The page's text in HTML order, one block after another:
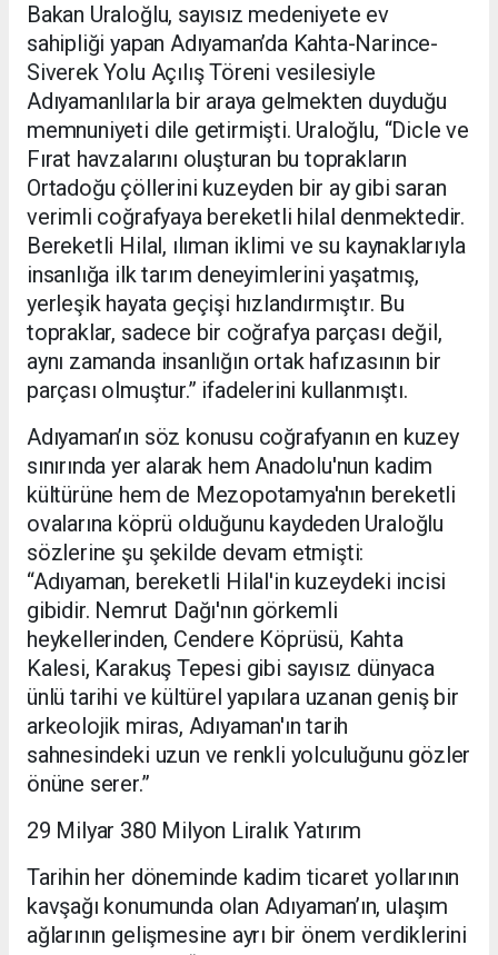
Bakan Uraloğlu, sayısız medeniyete ev
sahipliği yapan Adıyaman’da Kahta-Narince-
Siverek Yolu Açılış Töreni vesilesiyle
Adıyamanlılarla bir araya gelmekten duyduğu
memnuniyeti dile getirmişti. Uraloğlu, “Dicle ve
Fırat havzalarını oluşturan bu toprakların
Ortadoğu çöllerini kuzeyden bir ay gibi saran
verimli coğrafyaya bereketli hilal denmektedir.
Bereketli Hilal, ılıman iklimi ve su kaynaklarıyla
insanlığa ilk tarım deneyimlerini yaşatmış,
yerleşik hayata geçişi hızlandırmıştır. Bu
topraklar, sadece bir coğrafya parçası değil,
aynı zamanda insanlığın ortak hafızasının bir
parçası olmuştur.” ifadelerini kullanmıştı.
Adıyaman’ın söz konusu coğrafyanın en kuzey
sınırında yer alarak hem Anadolu'nun kadim
kültürüne hem de Mezopotamya'nın bereketli
ovalarına köprü olduğunu kaydeden Uraloğlu
sözlerine şu şekilde devam etmişti:
“Adıyaman, bereketli Hilal'in kuzeydeki incisi
gibidir. Nemrut Dağı'nın görkemli
heykellerinden, Cendere Köprüsü, Kahta
Kalesi, Karakuş Tepesi gibi sayısız dünyaca
ünlü tarihi ve kültürel yapılara uzanan geniş bir
arkeolojik miras, Adıyaman'ın tarih
sahnesindeki uzun ve renkli yolculuğunu gözler
önüne serer.”
29 Milyar 380 Milyon Liralık Yatırım
Tarihin her döneminde kadim ticaret yollarının
kavşağı konumunda olan Adıyaman’ın, ulaşım
ağlarının gelişmesine ayrı bir önem verdiklerini